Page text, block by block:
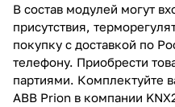
В состав модулей могут
присутствия,
покупку с доставкой по
телефону. Приобрести
партиями. Комплектуйте
ABB Prion в компании